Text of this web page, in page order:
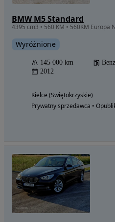
BMW M5 Standard
Wyróżnione
145 000 km
2012
Kielce (Świętokrzyskie)
Prywatny sprzedawca •